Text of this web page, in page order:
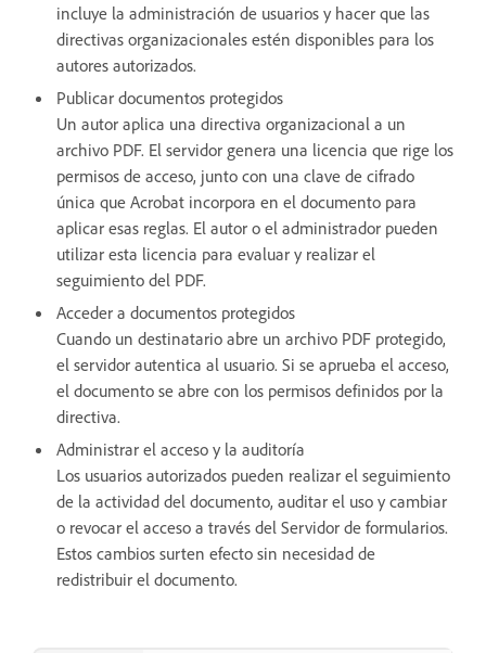
incluye la administración de usuarios y hacer que las
directivas organizacionales estén disponibles para los
autores autorizados.
Publicar documentos protegidos
Un autor aplica una directiva organizacional a un
archivo PDF. El servidor genera una licencia que rige los
permisos de acceso, junto con una clave de cifrado
única que Acrobat incorpora en el documento para
aplicar esas reglas. El autor o el administrador pueden
utilizar esta licencia para evaluar y realizar el
seguimiento del PDF.
Acceder a documentos protegidos
Cuando un destinatario abre un archivo PDF protegido,
el servidor autentica al usuario. Si se aprueba el acceso,
el documento se abre con los permisos definidos por la
directiva.
Administrar el acceso y la auditoría
Los usuarios autorizados pueden realizar el seguimiento
de la actividad del documento, auditar el uso y cambiar
o revocar el acceso a través del Servidor de formularios.
Estos cambios surten efecto sin necesidad de
redistribuir el documento.